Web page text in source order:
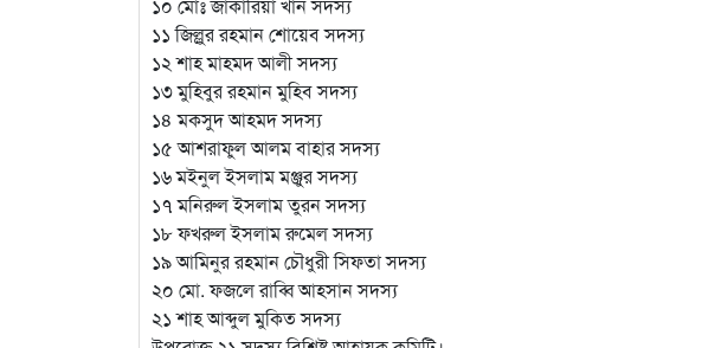
১১ জিল্লুর রহমান শোয়েব সদস্য
১২ শাহ মাহমদ আলী সদস্য
১৩ মুহিবুর রহমান মুহিব সদস্য
১৪ মকসুদ আহমদ সদস্য
১৫ আশরাফুল আলম বাহার সদস্য
১৬ মইনুল ইসলাম মঞ্জুর সদস্য
১৭ মনিরুল ইসলাম তুরন সদস্য
১৮ ফখরুল ইসলাম রুমেল সদস্য
১৯ আমিনুর রহমান চৌধুরী সিফতা সদস্য
২০ মো. ফজলে রাব্বি আহসান সদস্য
২১ শাহ আব্দুল মুকিত সদস্য